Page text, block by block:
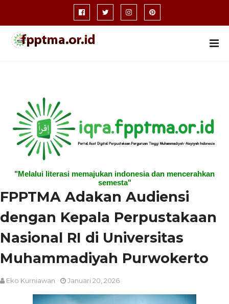
"Melalui literasi memajukan indonesia dan mencerahkan
semesta"
FPPTMA Adakan Audiensi
dengan Kepala Perpustakaan
Nasional RI di Universitas
Muhammadiyah Purwokerto
Eko Kurniawan Januari 20, 2026